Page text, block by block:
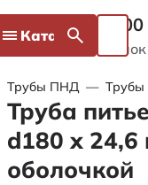
Каталог 8
Трубы ПНД — Трубы
Труба
d180 х
оболочкой